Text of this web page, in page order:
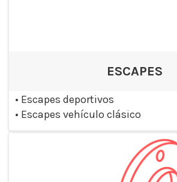
ESCAPES
• Escapes deportivos
• Escapes vehículo clásico